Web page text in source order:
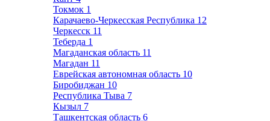
Токмок 1
Карачаево-Черкесская Республика 12
Черкесск 11
Теберда 1
Магаданская область 11
Магадан 11
Еврейская автономная область 10
Биробиджан 10
Республика Тыва 7
Кызыл 7
Ташкентская область 6